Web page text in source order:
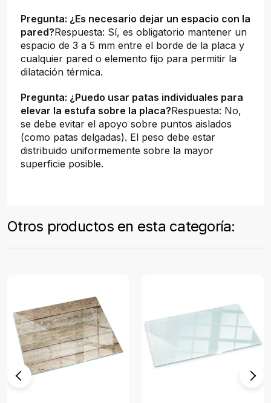
Pregunta: ¿Es necesario dejar un espacio con la
pared?Respuesta: Sí, es obligatorio mantener un
espacio de 3 a 5 mm entre el borde de la placa y
cualquier pared o elemento fijo para permitir la
dilatación térmica.
Pregunta: ¿Puedo usar patas individuales para
elevar la estufa sobre la placa?Respuesta: No,
se debe evitar el apoyo sobre puntos aislados
(como patas delgadas). El peso debe estar
distribuido uniformemente sobre la mayor
superficie posible.
Otros productos en esta categoría: